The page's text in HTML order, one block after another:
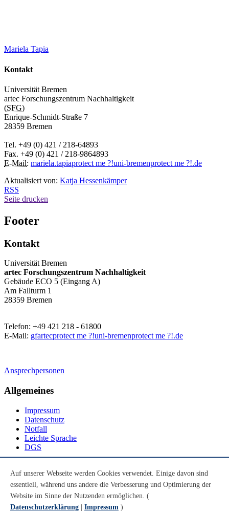
Mariela Tapia
Kontakt
Universität Bremen
artec Forschungszentrum Nachhaltigkeit
(SFG)
Enrique-Schmidt-Straße 7
28359 Bremen
Tel. +49 (0) 421 / 218-64893
Fax. +49 (0) 421 / 218-9864893
E-Mail: mariela.tapiaprotect me ?!uni-bremenprotect me ?!.de
Aktualisiert von: Katja Hessenkämper
RSS
Seite drucken
Footer
Kontakt
Universität Bremen
artec Forschungszentrum Nachhaltigkeit
Gebäude ECO 5 (Eingang A)
Am Fallturm 1
28359 Bremen
Telefon: +49 421 218 - 61800
E-Mail: gfartecprotect me ?!uni-bremenprotect me ?!.de
Ansprechpersonen
Allgemeines
Impressum
Datenschutz
Notfall
Leichte Sprache
DGS
Youtube
Instagram
LinkedIn
Auf unserer Webseite werden Cookies verwendet. Einige davon sind
essentiell, während uns andere die Verbesserung und Optimierung der
Website im Sinne der Nutzenden ermöglichen. (
Datenschutzerklärung
Impressum )